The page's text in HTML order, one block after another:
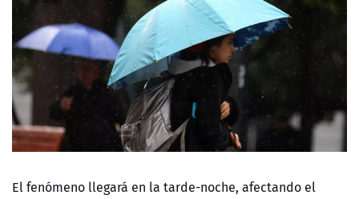
El fenómeno llegará en la tarde-noche, afectando el